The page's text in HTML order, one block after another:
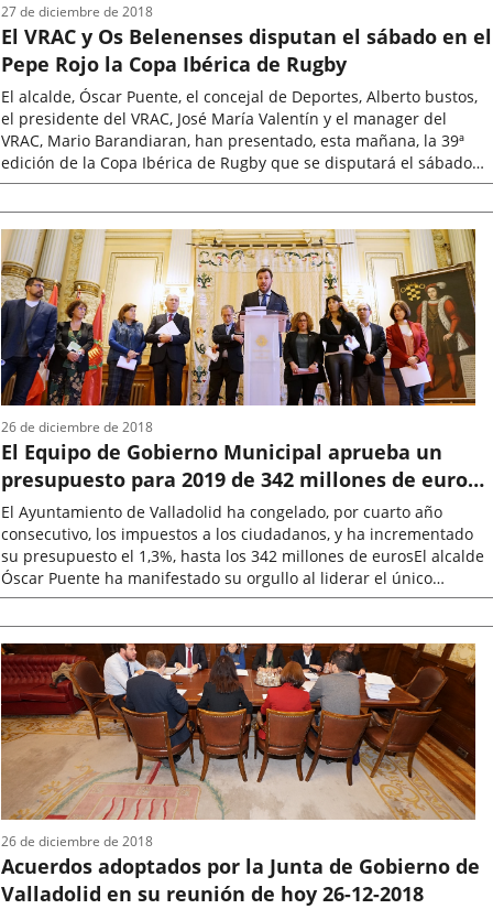
El VRAC y Os Belenenses disputan el sábado en el
Pepe Rojo la Copa Ibérica de Rugby
El alcalde, Óscar Puente, el concejal de Deportes, Alberto bustos,
el presidente del VRAC, José María Valentín y el manager del
VRAC, Mario Barandiaran, han presentado, esta mañana, la 39ª
edición de la Copa Ibérica de Rugby que se disputará el sábado
29 de...
de
la
noticia
27 de diciembre de 2018
El Equipo de Gobierno Municipal aprueba un
presupuesto para 2019 de 342 millones de euros,
orientado a la promoción de las políticas
sociales, la consolidación de políticas del empleo
y a la mejora de los servicios públicos
municipales
El Ayuntamiento de Valladolid ha congelado, por cuarto año
consecutivo, los impuestos a los ciudadanos, y ha incrementado
su presupuesto el 1,3%, hasta los 342 millones de eurosEl alcalde
Óscar Puente ha manifestado su orgullo al liderar el único
Ayuntamiento...
de
la
noticia
26 de diciembre de 2018
Acuerdos adoptados por la Junta de Gobierno de
Valladolid en su reunión de hoy 26-12-2018
26 de diciembre de 2018